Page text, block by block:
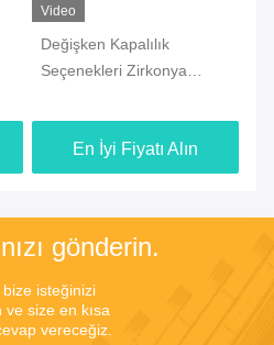
Video
Değişken Kapalılık
Seçenekleri Zirkonya
çeşitli diş seramikleri ile
uyumlu, bitirme ve
aşınmaya dayanıklılık
En İyi Fiyatı Alın
gönderin.
isteğinizi
ve size en kısa
vereceğiz.